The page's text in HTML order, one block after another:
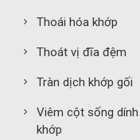
Thoái hóa khớp
Thoát vị đĩa đệm
Tràn dịch khớp gối
Viêm cột sống dính
khớp